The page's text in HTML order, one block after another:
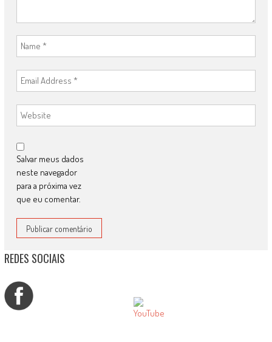
Salvar meus dados
neste navegador
para a próxima vez
que eu comentar.
REDES SOCIAIS